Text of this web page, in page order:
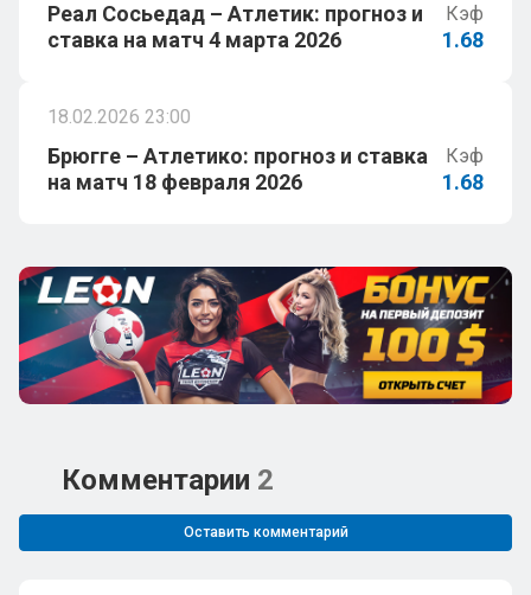
Реал Сосьедад – Атлетик: прогноз и
ставка на матч 4 марта 2026
Кэф
1.68
18.02.2026 23:00
Брюгге – Атлетико: прогноз и ставка
на матч 18 февраля 2026
Кэф
1.68
Комментарии 2
Оставить комментарий